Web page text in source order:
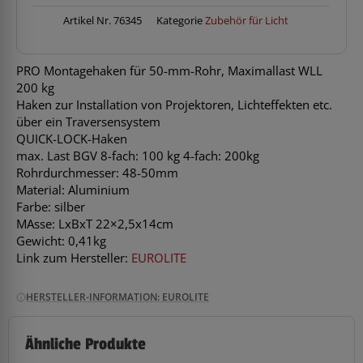
Artikel Nr. 76345 KategorieZubehör für Licht
PRO Montagehaken für 50-mm-Rohr, Maximallast WLL
200 kg
Haken zur Installation von Projektoren, Lichteffekten etc.
über ein Traversensystem
QUICK-LOCK-Haken
max. Last BGV 8-fach: 100 kg 4-fach: 200kg
Rohrdurchmesser: 48-50mm
Material: Aluminium
Farbe: silber
MAsse: LxBxT 22×2,5x14cm
Gewicht: 0,41kg
Link zum Hersteller: EUROLITE
HERSTELLER-INFORMATION: EUROLITE
Ähnliche Produkte